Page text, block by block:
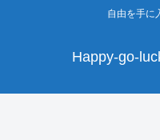
自由を手に
Happy-go-